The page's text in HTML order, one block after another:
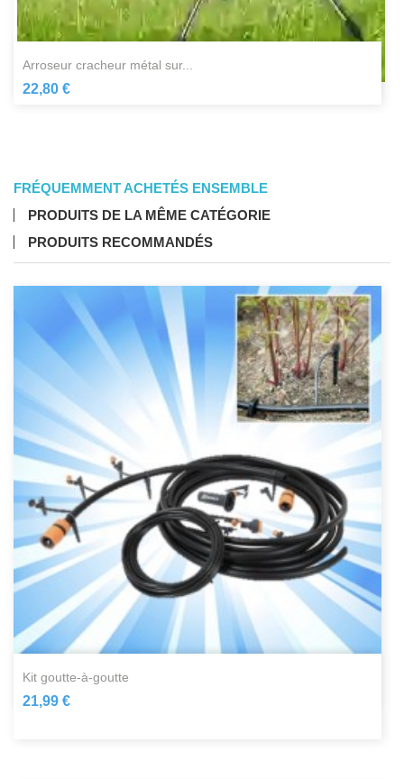
arroseur cracheur métal sur...
22,80 €
FRÉQUEMMENT ACHETÉS ENSEMBLE
PRODUITS DE LA MÊME CATÉGORIE
PRODUITS RECOMMANDÉS
kit goutte-à-goutte
21,99 €